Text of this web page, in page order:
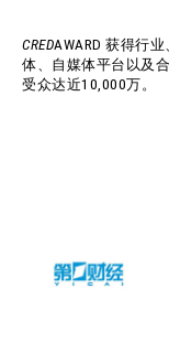
CREDAWARD 获得行
体、自媒体平台以及
受众达近10,000万。